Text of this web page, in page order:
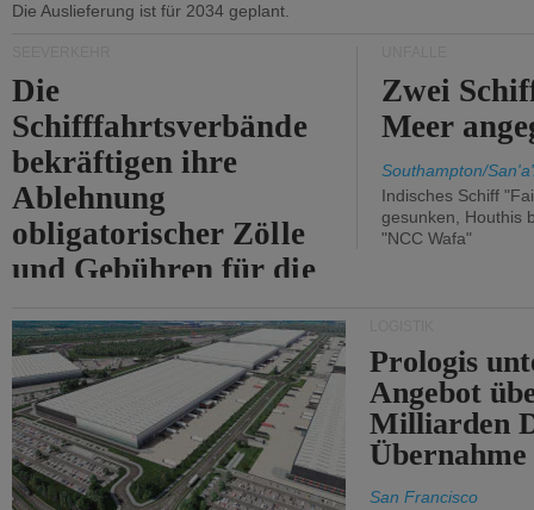
Die Auslieferung ist für 2034 geplant.
Die
Schifffahrtsverbände
bekräftigen ihre
Ablehnung
obligatorischer Zölle
und Gebühren für die
von Hormuz.
Zwei
Meer
Southampton/
Indisches Schiff
gesunken, Houthis
"NCC Wafa"
Prologis
Angebot
Milliarden
Übernahme
San Francisco